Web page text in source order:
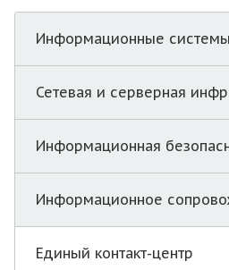
Информационные системы
Сетевая и серверная
Информационная
Информационное
Единый контакт-центр